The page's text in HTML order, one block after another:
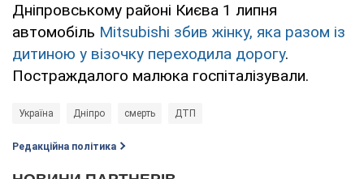
Дніпровському районі Києва 1 липня
автомобіль Mitsubishi збив жінку, яка разом із
дитиною у візочку переходила дорогу.
Постраждалого малюка госпіталізували.
Україна Дніпро смерть ДТП
Редакційна політика